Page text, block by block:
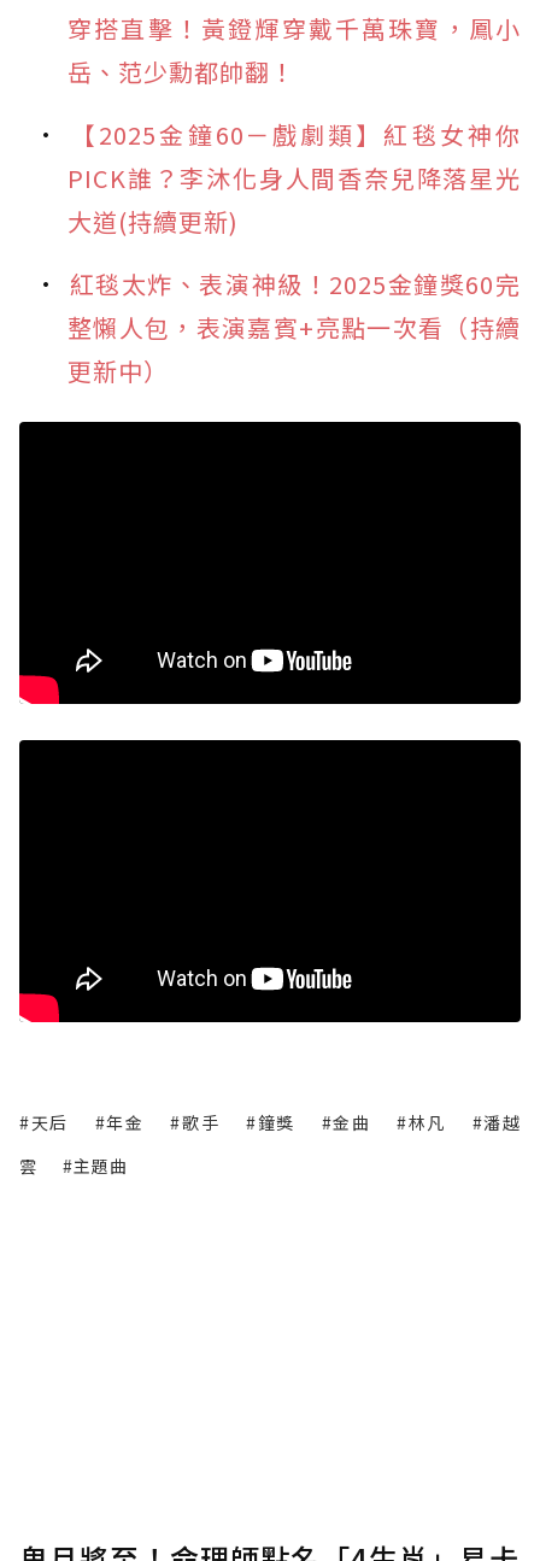
穿搭直擊！黃鐙輝穿戴千萬珠寶，鳳小
岳、范少勳都帥翻！
【2025金鐘60－戲劇類】紅毯女神你
PICK誰？李沐化身人間香奈兒降落星光
大道(持續更新)
紅毯太炸、表演神級！2025金鐘獎60完
整懶人包，表演嘉賓+亮點一次看（持續
更新中）
#天后 #年金 #歌手 #鐘獎 #金曲 #林凡
#潘越
雲
#主題曲